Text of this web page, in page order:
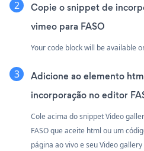
Copie o snippet de
vimeo para FASO
Your code block will be available
Adicione ao elemento
incorporação no editor
Cole acima do snippet Video
FASO que aceite html ou um
página ao vivo e seu Video